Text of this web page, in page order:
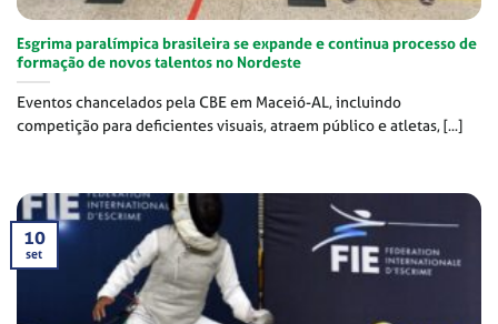
Esgrima paralímpica brasileira se expande e continua processo de
formação de novos talentos no Nordeste
Eventos chancelados pela CBE em Maceió-AL, incluindo
competição para deficientes visuais, atraem público e atletas, [...]
10
set